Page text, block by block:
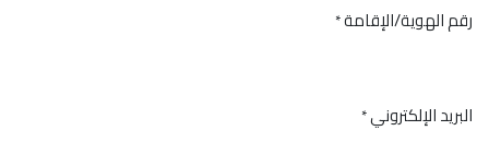
رقم الهوية/الإقامة*
البريد الإلكتروني*